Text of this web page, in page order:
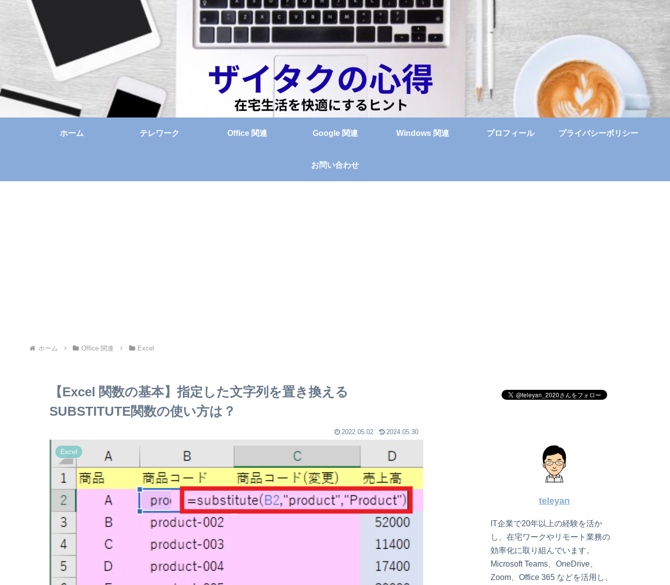
ホーム テレワーク Office 関連 Google 関連 Windows 関連 プロフィール プライバシーポリシー
お問い合わせ
ホーム Office 関連 Excel
【Excel 関数の基本】指定した文字列を置き換える
SUBSTITUTE関数の使い方は？
2022.05.02 2024.05.30
Excel
teleyan
IT企業で20年以上の経験を活か
し、在宅ワークやリモート業務の
効率化に取り組んでいます。
Microsoft Teams、OneDrive、
Zoom、Office 365 などを活用し、